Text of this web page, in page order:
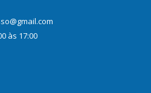
às 17:00